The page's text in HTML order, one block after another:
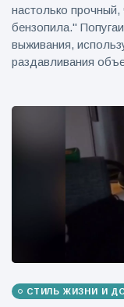
настолько
бензопила."
выживания,
раздавливания
СТИЛЬ ЖИЗНИ И